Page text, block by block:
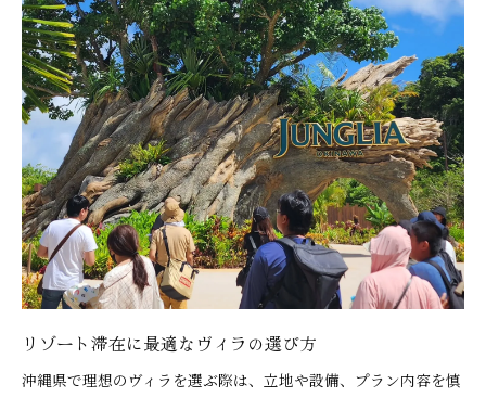
リゾート滞在に最適なヴィラの選び方
沖縄県で理想のヴィラを選ぶ際は、立地や設備、プラン内容を慎